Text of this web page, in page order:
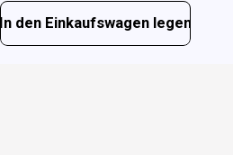
In den Einkaufswagen legen